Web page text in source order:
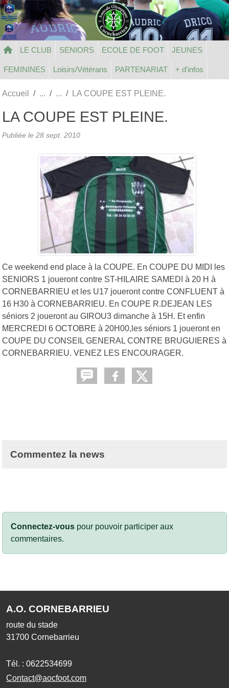
LE CLUB SENIORS ECOLE DE FOOT JEUNES
FEMININES Loisirs/Vétérans PARTENARIAT + d'infos
Accueil LA COUPE EST PLEINE.
LA COUPE EST PLEINE.
Publiée le 28 sept. 2010
Ce weekend end place à la COUPE. En COUPE DU MIDI les
SENIORS 1 joueront contre ST-HILAIRE SAMEDI à 20 H à
CORNEBARRIEU et les U17 joueront contre CONFLUENT à
16 H30 à CORNEBARRIEU. En COUPE R.DEJEAN LES
séniors 2 joueront au GIROU3 dimanche à 15H. Et enfin
MERCREDI 6 OCTOBRE à 20H00,les séniors 1 joueront en
COUPE DU CONSEIL GENERAL CONTRE BRUGUIERES à
CORNEBARRIEU. VENEZ LES ENCOURAGER.
Commentez la news
Connectez-vous pour pouvoir participer aux
commentaires.
A.O. CORNEBARRIEU
route du stade
31700 Cornebarrieu
Tél. : 0622534699
Contact@aocfoot.com
Panneau de gestion des cookies